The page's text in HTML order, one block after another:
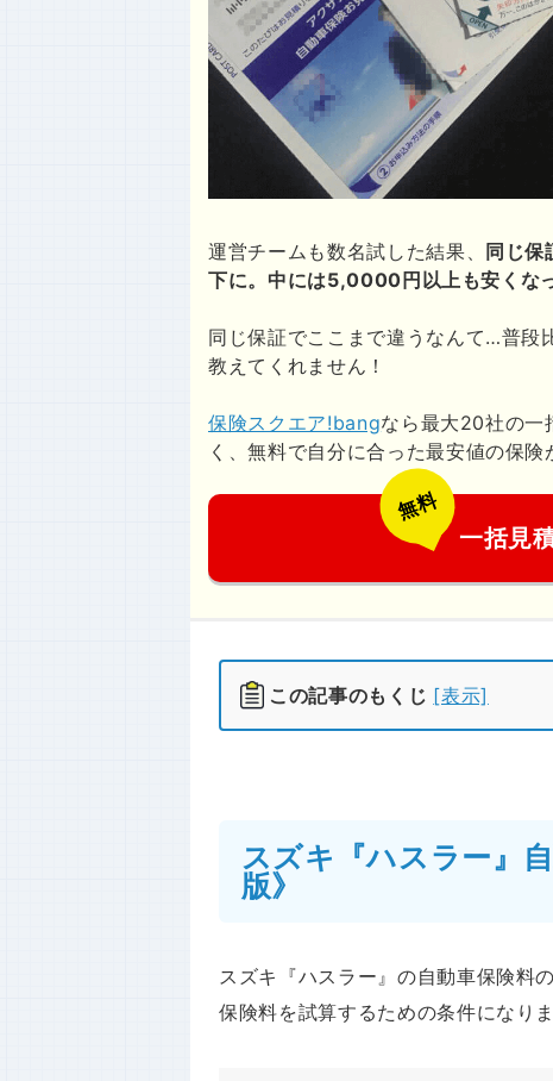
運営チームも数名試した結果、
同じ
下に。中には5,0000円以上も安くな
同じ保証でここまで違うなんて…普段
教えてくれません！
保険スクエア!bangなら最大20社の一
く、無料で自分に合った最安値の保
無料
一括見
この記事のもくじ [表示]
スズキ『ハスラー』
版》
スズキ『ハスラー』の自動車保険料
保険料を試算するための条件になりま